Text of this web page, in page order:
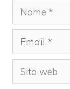
Nome
Email
Sito
web